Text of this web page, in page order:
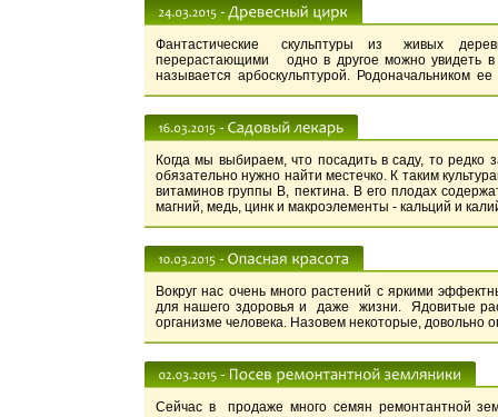
Фантастические скульптуры из живых
перерастающими одно в другое можно увидеть в
называется арбоскульптурой. Родоначальником
Когда мы выбираем, что посадить в саду, то
обязательно нужно найти местечко. К таким
витаминов группы В, пектина. В его плодах
магний, медь, цинк и макроэлементы - кальций и
Вокруг нас очень много растений с яркими
для нашего здоровья и даже жизни. Ядовитые
организме человека. Назовем некоторые, довольно
Сейчас в продаже много семян ремонтантной